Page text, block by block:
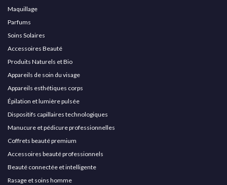
Maquillage
Parfums
Soins Solaires
Accessoires Beauté
Produits Naturels et Bio
Appareils de soin du visage
Appareils esthétiques corps
Épilation et lumière pulsée
Dispositifs capillaires technologiques
Manucure et pédicure professionnelles
Coffrets beauté premium
Accessoires beauté professionnels
Beauté connectée et intelligente
Rasage et soins homme